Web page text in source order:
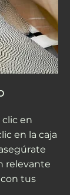
clic en
en la caja
relevante
tus